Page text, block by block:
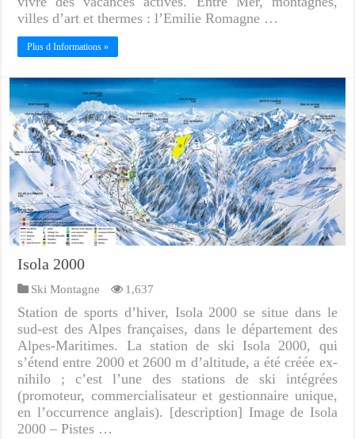
villes d’art et thermes : l’Emilie Romagne …
Plus d Informations »
Isola 2000
Ski Montagne 1,637
Station de sports d’hiver, Isola 2000 se situe dans le
sud-est des Alpes françaises, dans le département des
Alpes-Maritimes. La station de ski Isola 2000, qui
s’étend entre 2000 et 2600 m d’altitude, a été créée ex-
nihilo ; c’est l’une des stations de ski intégrées
(promoteur, commercialisateur et gestionnaire unique,
en l’occurrence anglais). [description] Image de Isola
2000 – Pistes …